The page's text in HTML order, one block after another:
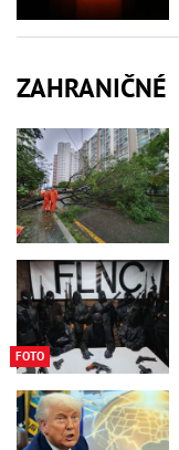
ZAHRANIČNÉ
FOTO